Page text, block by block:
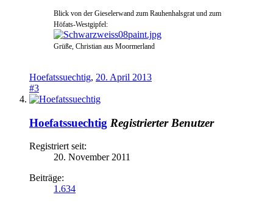
Blick von der Gieselerwand zum Rauhenhalsgrat und zum
Höfats-Westgipfel:
Grüße, Christian aus Moormerland
Hoefatssuechtig, 20. April 2013
#3
Hoefatssuechtig Registrierter Benutzer
Registriert seit:
20. November 2011
Beiträge:
1.634